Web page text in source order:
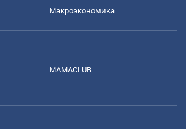
Mакроэкономика
MAMACLUB